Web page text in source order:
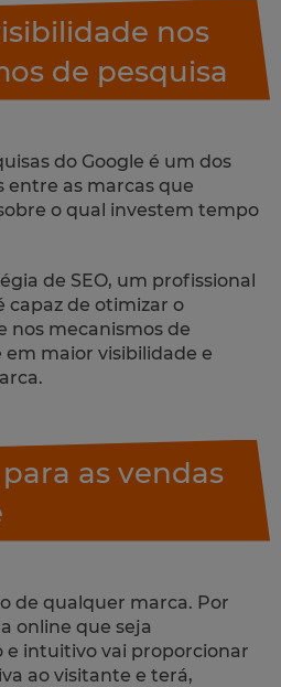
nos
de pesquisa
do Google é um dos
entre as marcas que
o qual investem tempo
de SEO, um profissional
capaz de otimizar o
nos mecanismos de
maior visibilidade e
as vendas
de qualquer marca. Por
online que seja
e intuitivo vai proporcionar
ao visitante e terá,